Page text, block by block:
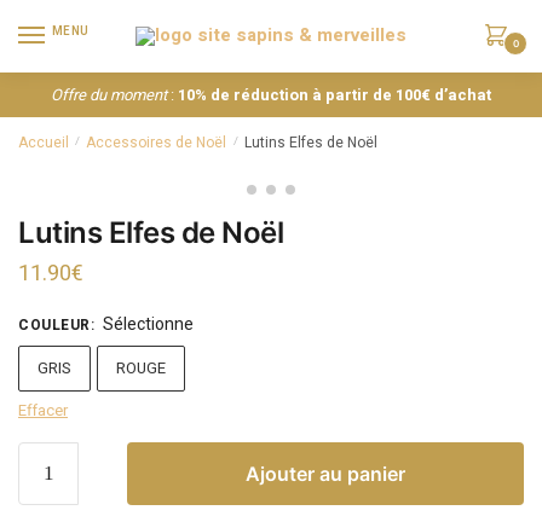
MENU
0
Offre du moment: 10% de réduction à partir de 100€ d’achat
Accueil / Accessoires de Noël / Lutins Elfes de Noël
Lutins Elfes de Noël
11.90€
COULEUR: Sélectionne
GRIS
ROUGE
Effacer
Ajouter au panier